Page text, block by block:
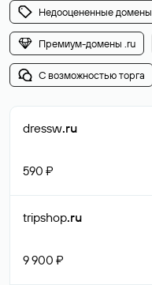
Недооцененные домены
Премиум-домены .ru
С возможностью торга
dressw.ru
590 ₽
tripshop.ru
9 900 ₽